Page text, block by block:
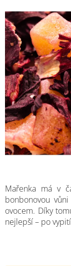
Mařenka má v
bonbonovou
ovocem. Díky
nejlepší – po